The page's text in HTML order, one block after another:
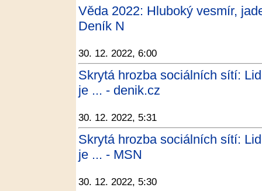
Věda 2022: Hluboký vesmír,
Deník N
30. 12. 2022, 6:00
Skrytá hrozba sociálních sítí:
je ... - denik.cz
30. 12. 2022, 5:31
Skrytá hrozba sociálních sítí:
je ... - MSN
30. 12. 2022, 5:30